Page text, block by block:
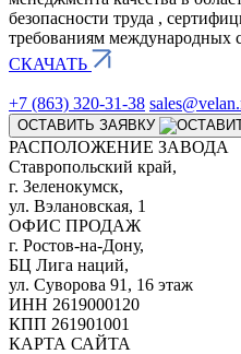
безопасности труда ,
требованиям международных
СКАЧАТЬ
+7 (863) 320-31-38
ОСТАВИТЬ ЗАЯВКУ
РАСПОЛОЖЕНИЕ ЗАВОДА
Ставропольский край,
г. Зеленокумск,
ул. Вэлановская, 1
ОФИС ПРОДАЖ
г. Ростов-на-Дону,
БЦ Лига наций,
ул. Суворова 91, 16 этаж
ИНН 2619000120
КПП 261901001
КАРТА САЙТА